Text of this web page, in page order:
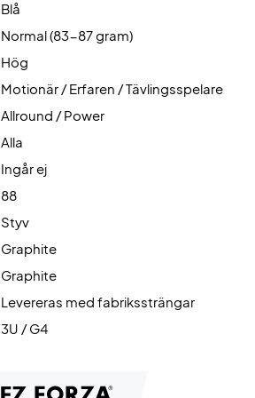
Blå
Normal (83-87 gram)
Hög
Motionär / Erfaren / Tävlingsspelare
Allround / Power
Alla
Ingår ej
88
Styv
Graphite
Graphite
Levereras med fabrikssträngar
3U / G4